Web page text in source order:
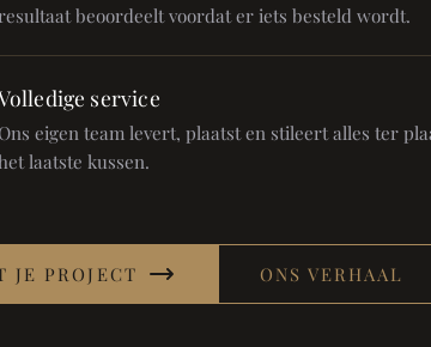
beoordeelt voordat er iets besteld wordt.
service
Ons eigen team levert, plaatst en stileert alles ter
laatste kussen.
JE PROJECT ONS VERHAAL